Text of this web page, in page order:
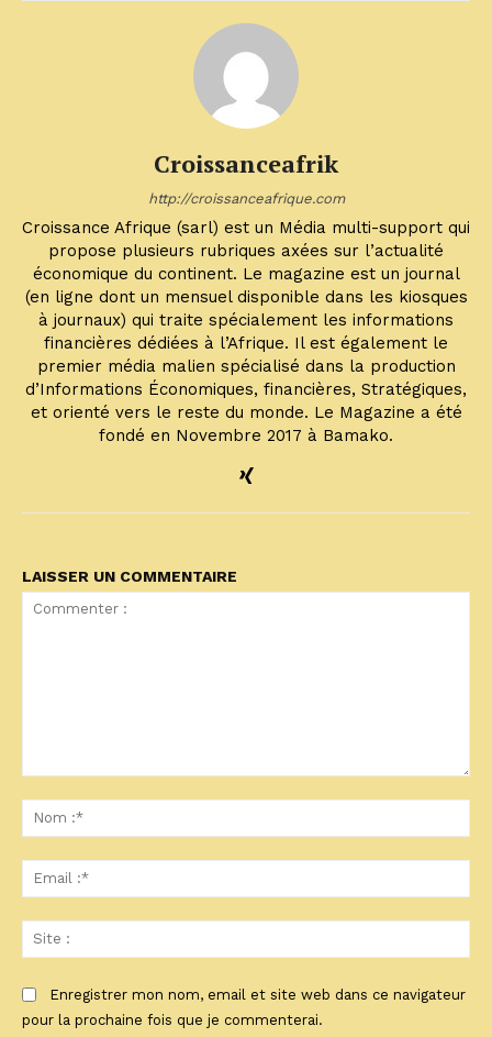
Croissanceafrik
http://croissanceafrique.com
Croissance Afrique (sarl) est un Média multi-support qui
propose plusieurs rubriques axées sur l’actualité
économique du continent. Le magazine est un journal
(en ligne dont un mensuel disponible dans les kiosques
à journaux) qui traite spécialement les informations
financières dédiées à l’Afrique. Il est également le
premier média malien spécialisé dans la production
d’Informations Économiques, financières, Stratégiques,
et orienté vers le reste du monde. Le Magazine a été
fondé en Novembre 2017 à Bamako.
LAISSER UN COMMENTAIRE
:*
:*
:
Enregistrer mon nom, email et site web dans ce navigateur
pour la prochaine fois que je commenterai.